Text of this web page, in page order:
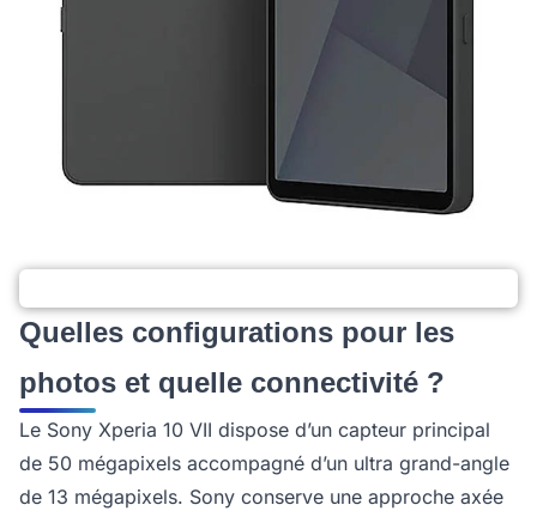
Quelles configurations pour les
photos et quelle connectivité ?
Le Sony Xperia 10 VII dispose d’un capteur principal
de 50 mégapixels accompagné d’un ultra grand-angle
de 13 mégapixels. Sony conserve une approche axée